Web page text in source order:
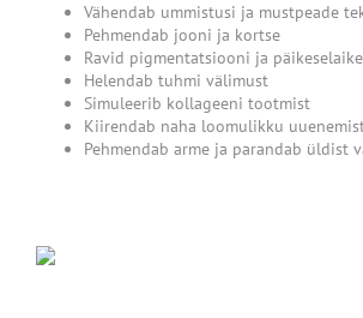
Vähendab ummistusi ja mustpeade
Pehmendab jooni ja kortse
Ravid pigmentatsiooni ja päikeselaike
Helendab tuhmi välimust
Simuleerib kollageeni tootmist
Kiirendab naha loomulikku
Pehmendab arme ja parandab üldist